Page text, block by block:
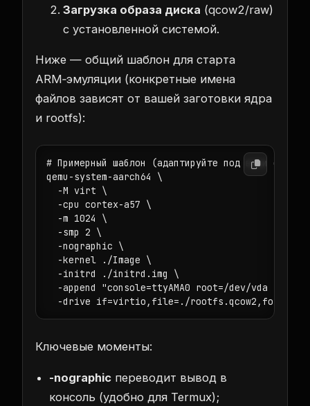
Загрузка образа диска (qcow2/raw)
с установленной системой.
Ниже — общий шаблон для старта
ARM‑эмуляции (конкретные имена
файлов зависят от вашей заготовки ядра
и rootfs):
# Примерный шаблон (адаптируйте под ваши файлы
qemu-system-aarch64 \
  -M virt \
  -cpu cortex-a57 \
  -m 1024 \
  -smp 2 \
  -nographic \
  -kernel ./Image \
  -initrd ./initrd.img \
  -append "console=ttyAMA0 root=/dev/vda rw" \
-drive if=virtio,file=./
Ключевые моменты:
-nographic переводит вывод в
консоль (удобно для Termux);